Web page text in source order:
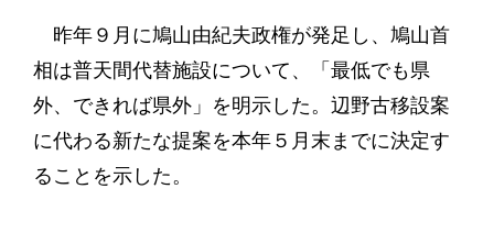
昨年９月に鳩山由紀夫政権が発足し、鳩山首
相は普天間代替施設について、「最低でも県
外、できれば県外」を明示した。辺野古移設案
に代わる新たな提案を本年５月末までに決定す
ることを示した。